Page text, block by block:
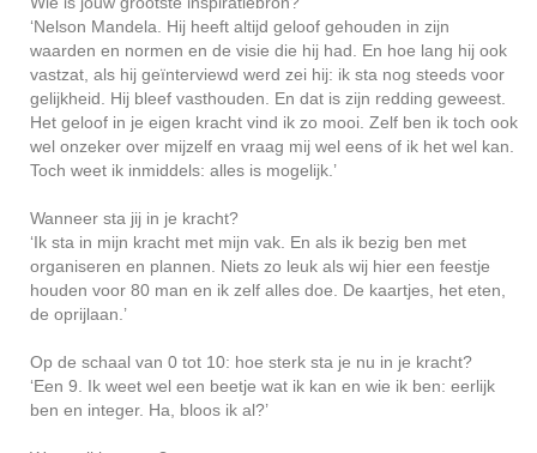
‘Nelson Mandela. Hij heeft altijd geloof gehouden in zijn
waarden en normen en de visie die hij had. En hoe lang hij ook
vastzat, als hij geïnterviewd werd zei hij: ik sta nog steeds voor
gelijkheid. Hij bleef vasthouden. En dat is zijn redding geweest.
Het geloof in je eigen kracht vind ik zo mooi. Zelf ben ik toch ook
wel onzeker over mijzelf en vraag mij wel eens of ik het wel kan.
Toch weet ik inmiddels: alles is mogelijk.’
Wanneer sta jij in je kracht?
‘Ik sta in mijn kracht met mijn vak. En als ik bezig ben met
organiseren en plannen. Niets zo leuk als wij hier een feestje
houden voor 80 man en ik zelf alles doe. De kaartjes, het eten,
de oprijlaan.’
Op de schaal van 0 tot 10: hoe sterk sta je nu in je kracht?
‘Een 9. Ik weet wel een beetje wat ik kan en wie ik ben: eerlijk
ben en integer. Ha, bloos ik al?’